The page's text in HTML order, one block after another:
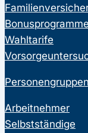
Bonusprogramme
Wahltarife
Personengruppen
Arbeitnehmer
Selbstständige